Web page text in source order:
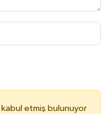
kabul etmiş bulunuyor